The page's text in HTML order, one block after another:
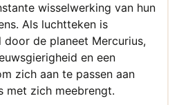
wisselwerking van hun
Als luchtteken is
door de planeet Mercurius,
en een
zich aan te passen aan
met zich meebrengt.